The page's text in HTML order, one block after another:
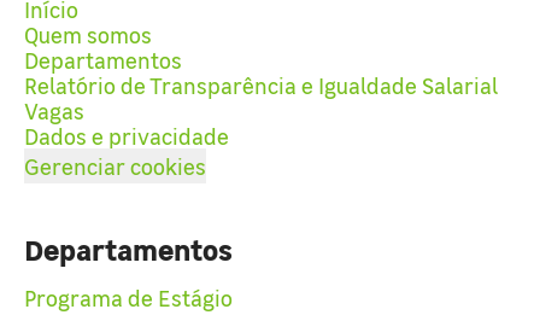
Início
Quem somos
Departamentos
Relatório de Transparência e Igualdade Salarial
Vagas
Dados e privacidade
Gerenciar cookies
Departamentos
Programa de Estágio